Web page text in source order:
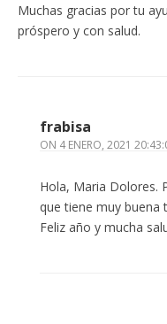
Muchas gracias por tu
próspero y con salud.
frabisa
ON 4 ENERO, 2021
Hola, Maria Dolores.
que tiene muy buena
Feliz año y mucha